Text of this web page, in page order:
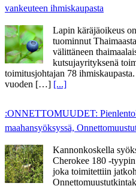
vankeuteen ihmiskaupasta
Lapin käräjäoikeus
tuominnut
välittäneen
kutsujayrityksenä
toimitusjohtajan 78
vuoden […] [...]
:ONNETTOMUUDET:
maahansyöksyssä,
Kannonkoskella
Cherokee 180 -
joka toimitettiin